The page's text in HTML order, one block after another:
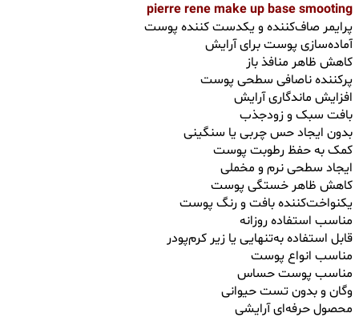
pierre rene make up base smooting
پرایمر صاف‌کننده و یکدست کننده پوست
آماده‌سازی پوست برای آرایش
کاهش ظاهر منافذ باز
پرکننده ناصافی‌ سطحی پوست
افزایش ماندگاری آرایش
بافت سبک و زودجذب
بدون ایجاد حس چربی یا سنگینی
کمک به حفظ رطوبت پوست
ایجاد سطحی نرم و مخملی
کاهش ظاهر خستگی پوست
یکنواخت‌کننده بافت و رنگ پوست
مناسب استفاده روزانه
قابل استفاده به‌تنهایی یا زیر کرم‌پودر
مناسب انواع پوست
مناسب پوست حساس
وگان و بدون تست حیوانی
محصول حرفه‌ای آرایشی